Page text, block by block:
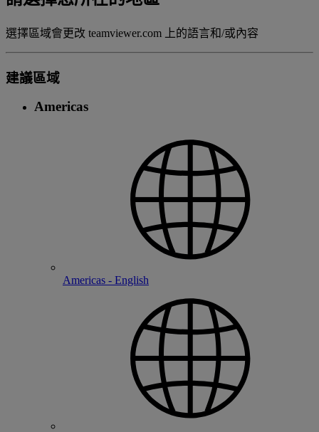
選擇區域會更改 teamviewer.com 上的語言和/或內容
建議區域
Americas
Americas - English